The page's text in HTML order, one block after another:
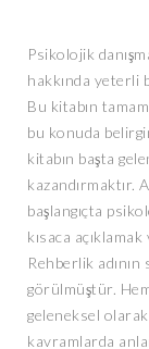
Psikolojik
hakkında yeterli
Bu kitabın
bu konuda
kitabın başta
kazandırmaktır.
başlangıçta
kısaca
Rehberlik
görülmüştür.
geleneksel
kavramlarda